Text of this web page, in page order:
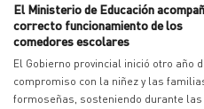
El Ministerio de Educación
correcto funcionamiento de los
comedores escolares
El Gobierno provincial inició otro año
compromiso con la niñez y las
formoseñas, sosteniendo durante las